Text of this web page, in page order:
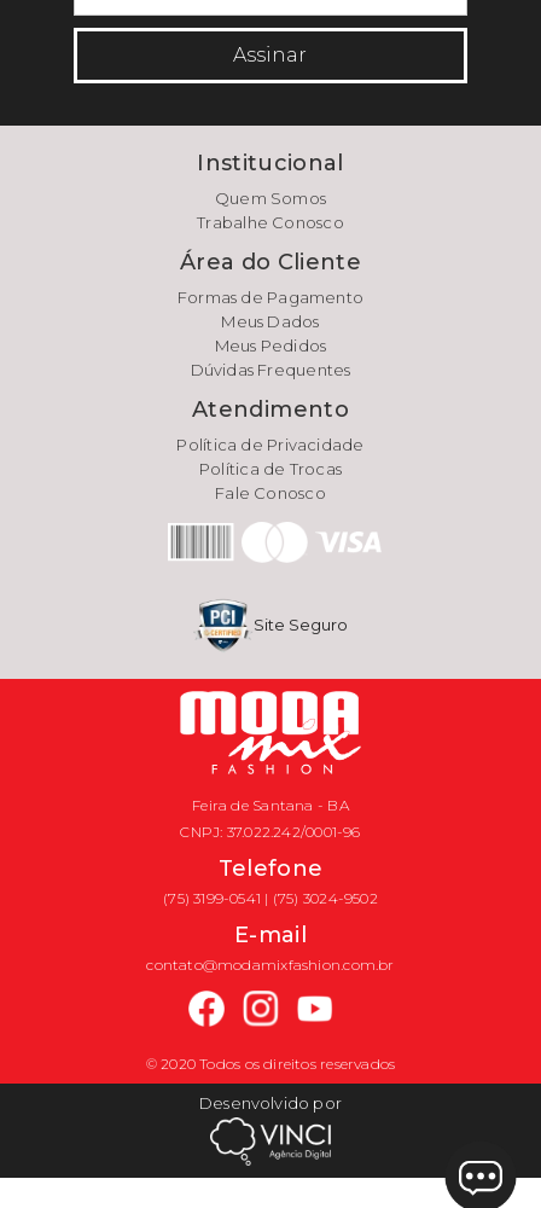
Assinar
Institucional
Quem Somos
Trabalhe Conosco
Área do Cliente
Formas de Pagamento
Meus Dados
Meus Pedidos
Dúvidas Frequentes
Atendimento
Política de Privacidade
Política de Trocas
Fale Conosco
Site Seguro
Feira de Santana - BA
CNPJ: 37.022.242/0001-96
Telefone
(75) 3199-0541 | (75) 3024-9502
E-mail
contato@modamixfashion.com.br
© 2020 Todos os direitos reservados
Desenvolvido por